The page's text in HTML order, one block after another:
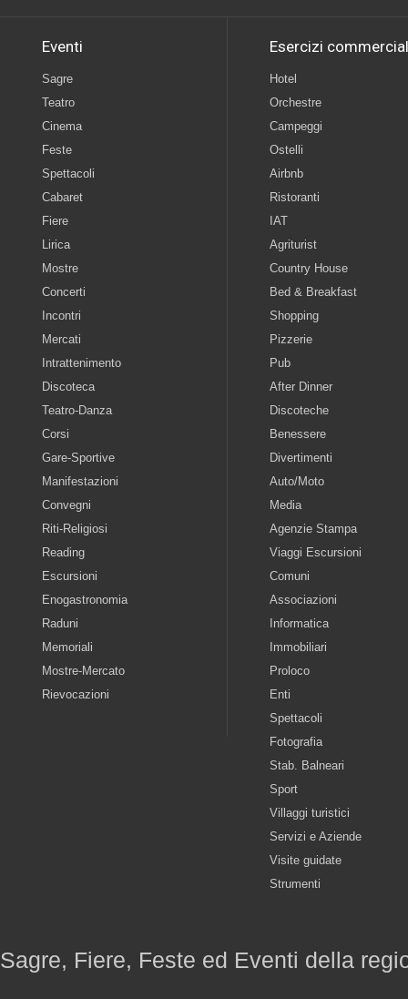
Eventi
Sagre
Teatro
Cinema
Feste
Spettacoli
Cabaret
Fiere
Lirica
Mostre
Concerti
Incontri
Mercati
Intrattenimento
Discoteca
Teatro-Danza
Corsi
Gare-Sportive
Manifestazioni
Convegni
Riti-Religiosi
Reading
Escursioni
Enogastronomia
Raduni
Memoriali
Mostre-Mercato
Rievocazioni
Esercizi
Hotel
Orchestre
Campeggi
Ostelli
Airbnb
Ristoranti
IAT
Agriturist
Country House
Bed & Breakfast
Shopping
Pizzerie
Pub
After Dinner
Discoteche
Benessere
Divertimenti
Auto/Moto
Media
Agenzie Stampa
Viaggi Escursioni
Comuni
Associazioni
Informatica
Immobiliari
Proloco
Enti
Spettacoli
Fotografia
Stab. Balneari
Sport
Villaggi turistici
Servizi e Aziende
Visite guidate
Strumenti
Sagre, Fiere, Feste ed Eventi della